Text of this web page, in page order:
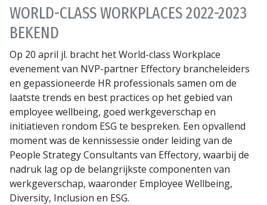
WORLD-CLASS WORKPLACES 2022-2023
BEKEND
Op 20 april jl. bracht het World-class Workplace
evenement van NVP-partner Effectory brancheleiders
en gepassioneerde HR professionals samen om de
laatste trends en best practices op het gebied van
employee wellbeing, goed werkgeverschap en
initiatieven rondom ESG te bespreken. Een opvallend
moment was de kennissessie onder leiding van de
People Strategy Consultants van Effectory, waarbij de
nadruk lag op de belangrijkste componenten van
werkgeverschap, waaronder Employee Wellbeing,
Diversity, Inclusion en ESG.